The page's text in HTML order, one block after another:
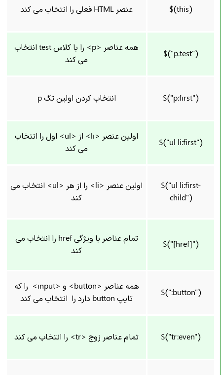
$(this) عنصر HTML فعلی را انتخاب می کند
$("p.test")
همه عناصر <p> را با کلاس test انتخاب
می کند
$("p:first") انتخاب کردن اولین تگ p
$("ul li:first")
اولین عنصر <li> از <ul> اول را انتخاب
می کند
$("ul li:first-
child")
اولین عنصر <li> را از هر <ul> انتخاب می
کند
$("[href]")
تمام عناصر با ویژگی href را انتخاب می
کند
$(":button")
همه عناصر <button> و <input> را که
تایپ button دارد را انتخاب می کند
$("tr:even") تمام عناصر زوج <tr> را انتخاب می کند